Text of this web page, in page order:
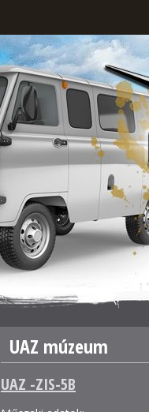
UAZ múzeum
UAZ -ZIS-5B